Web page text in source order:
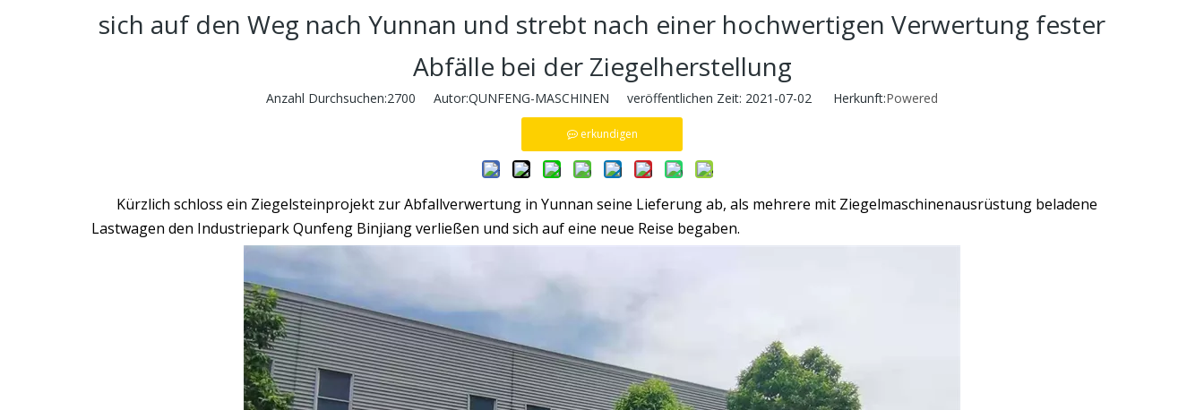
sich auf den Weg nach Yunnan und strebt nach einer hochwertigen Verwertung fester
Abfälle bei der Ziegelherstellung
Anzahl Durchsuchen:2700 Autor:QUNFENG-MASCHINEN veröffentlichen Zeit: 2021-07-02 Herkunft:Powered
erkundigen
Kürzlich schloss ein Ziegelsteinprojekt zur Abfallverwertung in Yunnan seine Lieferung ab, als mehrere mit Ziegelmaschinenausrüstung beladene
Lastwagen den Industriepark Qunfeng Binjiang verließen und sich auf eine neue Reise begaben.